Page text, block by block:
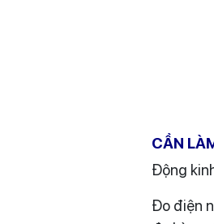
CẦN
Động
Đo điện